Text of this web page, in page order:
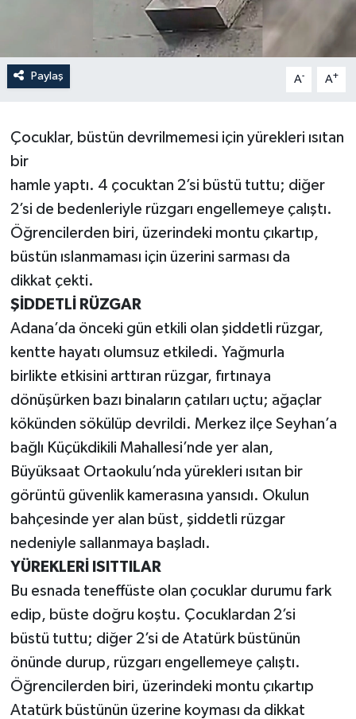
Paylaş A- A+
Çocuklar, büstün devrilmemesi için yürekleri ısıtan
bir
hamle yaptı. 4 çocuktan 2’si büstü tuttu; diğer
2’si de bedenleriyle rüzgarı engellemeye çalıştı.
Öğrencilerden biri, üzerindeki montu çıkartıp,
büstün ıslanmaması için üzerini sarması da
dikkat çekti.
ŞİDDETLİ RÜZGAR
Adana’da önceki gün etkili olan şiddetli rüzgar,
kentte hayatı olumsuz etkiledi. Yağmurla
birlikte etkisini arttıran rüzgar, fırtınaya
dönüşürken bazı binaların çatıları uçtu; ağaçlar
kökünden sökülüp devrildi. Merkez ilçe Seyhan’a
bağlı Küçükdikili Mahallesi’nde yer alan,
Büyüksaat Ortaokulu’nda yürekleri ısıtan bir
görüntü güvenlik kamerasına yansıdı. Okulun
bahçesinde yer alan büst, şiddetli rüzgar
nedeniyle sallanmaya başladı.
YÜREKLERİ ISITTILAR
Bu esnada teneffüste olan çocuklar durumu fark
edip, büste doğru koştu. Çocuklardan 2’si
büstü tuttu; diğer 2’si de Atatürk büstünün
önünde durup, rüzgarı engellemeye çalıştı.
Öğrencilerden biri, üzerindeki montu çıkartıp
Atatürk büstünün üzerine koyması da dikkat